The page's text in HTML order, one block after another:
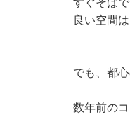
すぐそば
良い空間
でも、都
数年前の